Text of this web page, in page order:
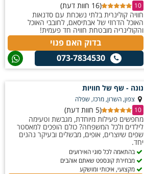
10
(16 חוות דעת)
חוויה קולינרית בלתי נשכחת עם סדנאות
האוכל הדרוזי של אבתיסאם, לחובבי האוכל
והקולינריה מובטחת חוויה חד פעמית!
בדוק האם פנוי
073-7834530
נונה - שף של חוויות
צפון, השרון, מרכז, שפלה
10
(5 חוות דעת)
מחפשים פעילות מיוחדת, מגבשת וטעימה
לילדים ולכל המשפחה? כולם הופכים למאסטר
שפים שיוצרים, אופים, מבשלים ובעיקר נהנים
יחד.
בהתאמה לכל סוגי האירועים
מבחירת קונספט שאתם אוהבים
מקצועי, איכותי ומושקע